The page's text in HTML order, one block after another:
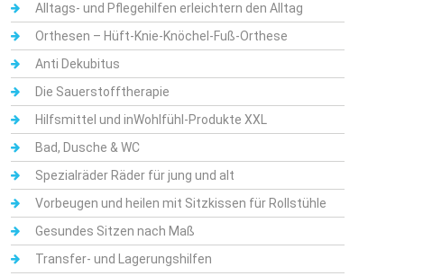
Alltags- und Pflegehilfen erleichtern den Alltag
Orthesen – Hüft-Knie-Knöchel-Fuß-Orthese
Anti Dekubitus
Die Sauerstofftherapie
Hilfsmittel und inWohlfühl-Produkte XXL
Bad, Dusche & WC
Spezialräder Räder für jung und alt
Vorbeugen und heilen mit Sitzkissen für Rollstühle
Gesundes Sitzen nach Maß
Transfer- und Lagerungshilfen